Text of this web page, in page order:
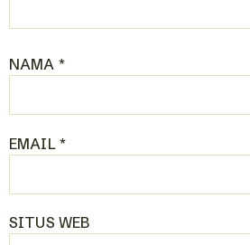
NAMA *
EMAIL *
SITUS WEB